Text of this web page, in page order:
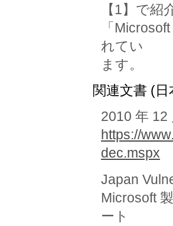
【1】で紹
「
れてい
ます。
関連文書 (日
2010 年
https://
dec.mspx
Japan
Microsoft
ート